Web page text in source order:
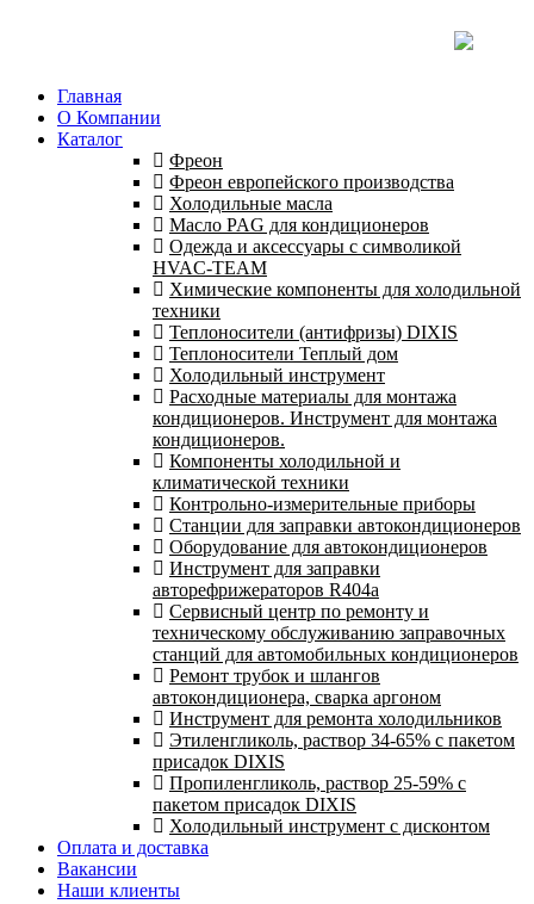
Главная
О Компании
Каталог
Фреон
Фреон европейского производства
Холодильные масла
Масло PAG для кондиционеров
Одежда и аксессуары с символикой
HVAC-TEAM
Химические компоненты для холодильной
техники
Теплоносители (антифризы) DIXIS
Теплоносители Теплый дом
Холодильный инструмент
Расходные материалы для монтажа
кондиционеров. Инструмент для монтажа
кондиционеров.
Компоненты холодильной и
климатической техники
Контрольно-измерительные приборы
Станции для заправки автокондиционеров
Оборудование для автокондиционеров
Инструмент для заправки
авторефрижераторов R404a
Сервисный центр по ремонту и
техническому обслуживанию заправочных
станций для автомобильных кондиционеров
Ремонт трубок и шлангов
автокондиционера, сварка аргоном
Инструмент для ремонта холодильников
Этиленгликоль, раствор 34-65% с пакетом
присадок DIXIS
Пропиленгликоль, раствор 25-59% с
пакетом присадок DIXIS
Холодильный инструмент с дисконтом
Оплата и доставка
Вакансии
Наши клиенты